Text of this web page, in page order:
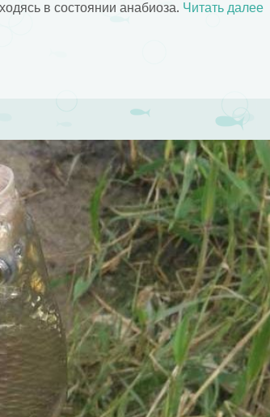
в состоянии анабиоза. Читать далее